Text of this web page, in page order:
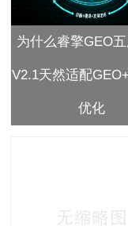
为什么睿擎GEO
V2.1天然适配
优化